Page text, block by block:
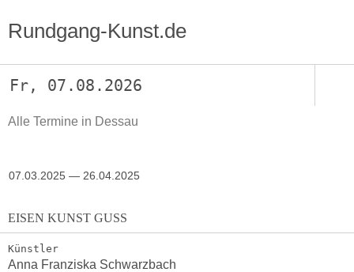
Rundgang-Kunst.de
Fr, 07.08.2026
Alle Termine in Dessau
07.03.2025 — 26.04.2025
EISEN KUNST GUSS
Künstler
Anna Franziska Schwarzbach